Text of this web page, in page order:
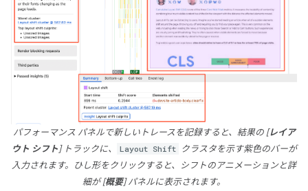
パフォーマンス パネルで新しいトレースを記録すると、結果の [レイア
ウト シフト] トラックに、 Layout Shift
クラスタを示す紫色のバーが
入力されます。ひし形をクリックすると、シフトのアニメーションと詳
細が [概要] パネルに表示されます。